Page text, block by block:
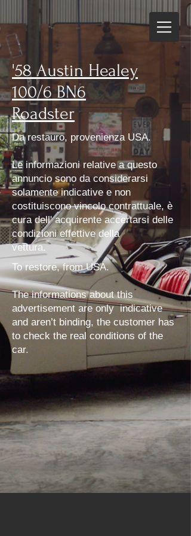
'58 Austin Healey
100/6 BN6
Roadster
Da restauro, provenienza USA.
Le informazioni relative a questo
annuncio sono da considerarsi
solamente indicative e non
costituiscono vincolo contrattuale, è
cura dell' acquirente accertarsi delle
condizioni effettive della
vettura.
To restore, from USA.
The informations about this
advertisement are only indicative
and aren’t binding, the customer has
to check the real conditions of the
car.